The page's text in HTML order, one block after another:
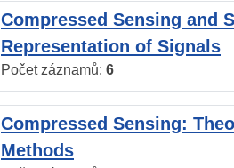
Compressed Sensing and
Representation of Signals
Počet záznamů: 6
Compressed Sensing:
Methods